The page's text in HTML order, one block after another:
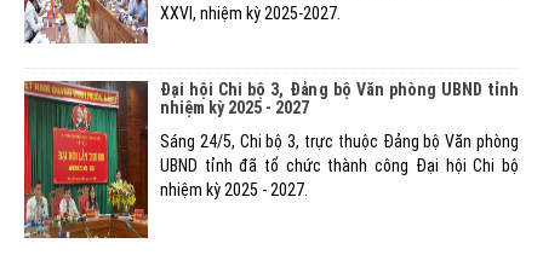
XXVI, nhiệm kỳ 2025-2027.
Đại hội Chi bộ 3, Đảng bộ Văn phòng UBND tỉnh
nhiệm kỳ 2025 - 2027
Sáng 24/5, Chi bộ 3, trực thuộc Đảng bộ Văn phòng
UBND tỉnh đã tổ chức thành công Đại hội Chi bộ
nhiệm kỳ 2025 - 2027.